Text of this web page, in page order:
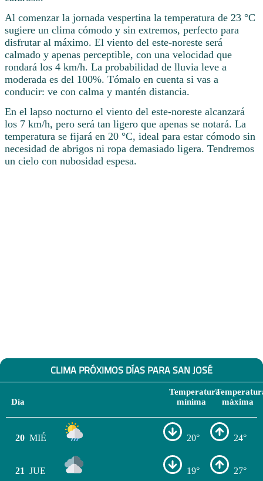
Al comenzar la jornada vespertina la temperatura de 23 °C
sugiere un clima cómodo y sin extremos, perfecto para
disfrutar al máximo. El viento del este-noreste será
calmado y apenas perceptible, con una velocidad que
rondará los 4 km/h. La probabilidad de lluvia leve a
moderada es del 100%. Tómalo en cuenta si vas a
conducir: ve con calma y mantén distancia.
En el lapso nocturno el viento del este-noreste alcanzará
los 7 km/h, pero será tan ligero que apenas se notará. La
temperatura se fijará en 20 °C, ideal para estar cómodo sin
necesidad de abrigos ni ropa demasiado ligera. Tendremos
un cielo con nubosidad espesa.
CLIMA PRÓXIMOS DÍAS PARA SAN JOSÉ
Día
Temperatura
mínima
máxima
20 MIÉ 20° 24°
21 JUE 19° 27°